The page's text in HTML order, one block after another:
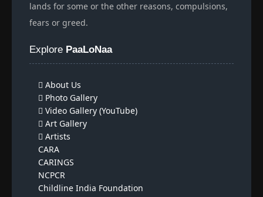
lands for some or the other reasons, compulsions,
fears or greed.
Explore PaaLoNaa
About Us
Photo Gallery
Video Gallery (YouTube)
Art Gallery
Artists
CARA
CARINGS
NCPCR
Childline India Foundation